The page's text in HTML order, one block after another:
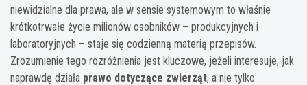
niewidzialne dla prawa, ale w sensie systemowym to właśnie
krótkotrwałe życie milionów osobników – produkcyjnych i
laboratoryjnych – staje się codzienną materią przepisów.
Zrozumienie tego rozróżnienia jest kluczowe, jeżeli interesuje, jak
naprawdę działa prawo dotyczące zwierząt, a nie tylko